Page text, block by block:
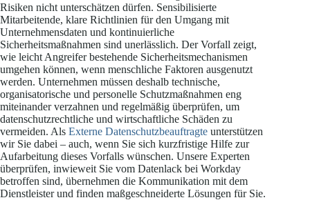
Risiken nicht unterschätzen dürfen. Sensibilisierte
Mitarbeitende, klare Richtlinien für den Umgang mit
Unternehmensdaten und kontinuierliche
Sicherheitsmaßnahmen sind unerlässlich. Der Vorfall zeigt,
wie leicht Angreifer bestehende Sicherheitsmechanismen
umgehen können, wenn menschliche Faktoren ausgenutzt
werden. Unternehmen müssen deshalb technische,
organisatorische und personelle Schutzmaßnahmen eng
miteinander verzahnen und regelmäßig überprüfen, um
datenschutzrechtliche und wirtschaftliche Schäden zu
vermeiden. Als Externe Datenschutzbeauftragte unterstützen
wir Sie dabei – auch, wenn Sie sich kurzfristige Hilfe zur
Aufarbeitung dieses Vorfalls wünschen. Unsere Experten
überprüfen, inwieweit Sie vom Datenlack bei Workday
betroffen sind, übernehmen die Kommunikation mit dem
Dienstleister und finden maßgeschneiderte Lösungen für Sie.